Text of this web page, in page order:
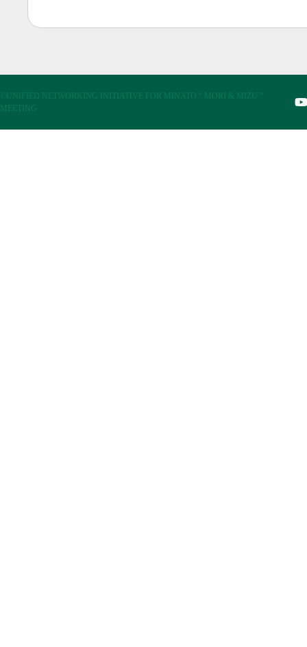
©UNIFIED NETWORKING INITIATIVE FOR MINATO “ MORI & MIZU “
MEETING